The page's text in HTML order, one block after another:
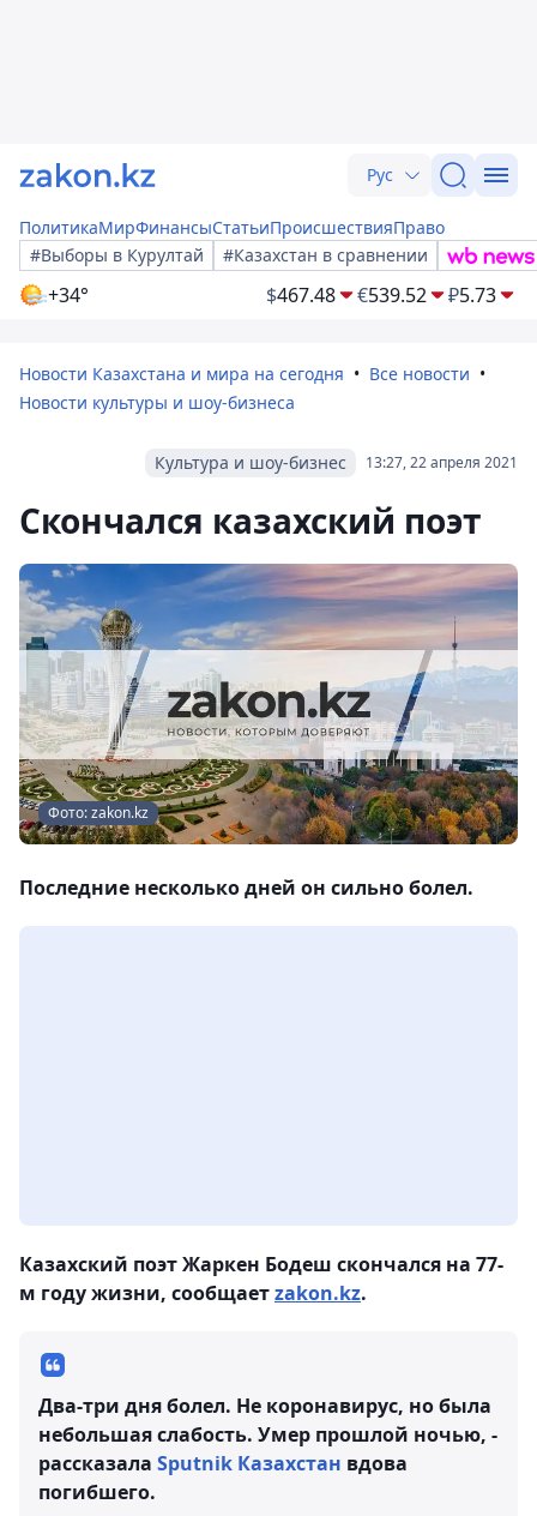
Рус
ПолитикаМирФинансыСтатьиПроисшествияПраво
#Выборы в Курултай
#Казахстан в сравнении
+34° $467.48 €539.52 ₽5.73
Новости Казахстана и мира на сегодня
Все новости
Новости культуры и шоу-бизнеса
13:27, 22 апреля 2021
Культура и шоу-бизнес
Скончался казахский поэт
Фото: zakon.kz
Последние несколько дней он сильно болел.
Казахский поэт Жаркен Бодеш скончался на 77-
м году жизни, сообщаетzakon.kz.
Два-три дня болел. Не коронавирус, но была
небольшая слабость. Умер прошлой ночью, -
рассказала Sputnik Казахстан вдова
погибшего.